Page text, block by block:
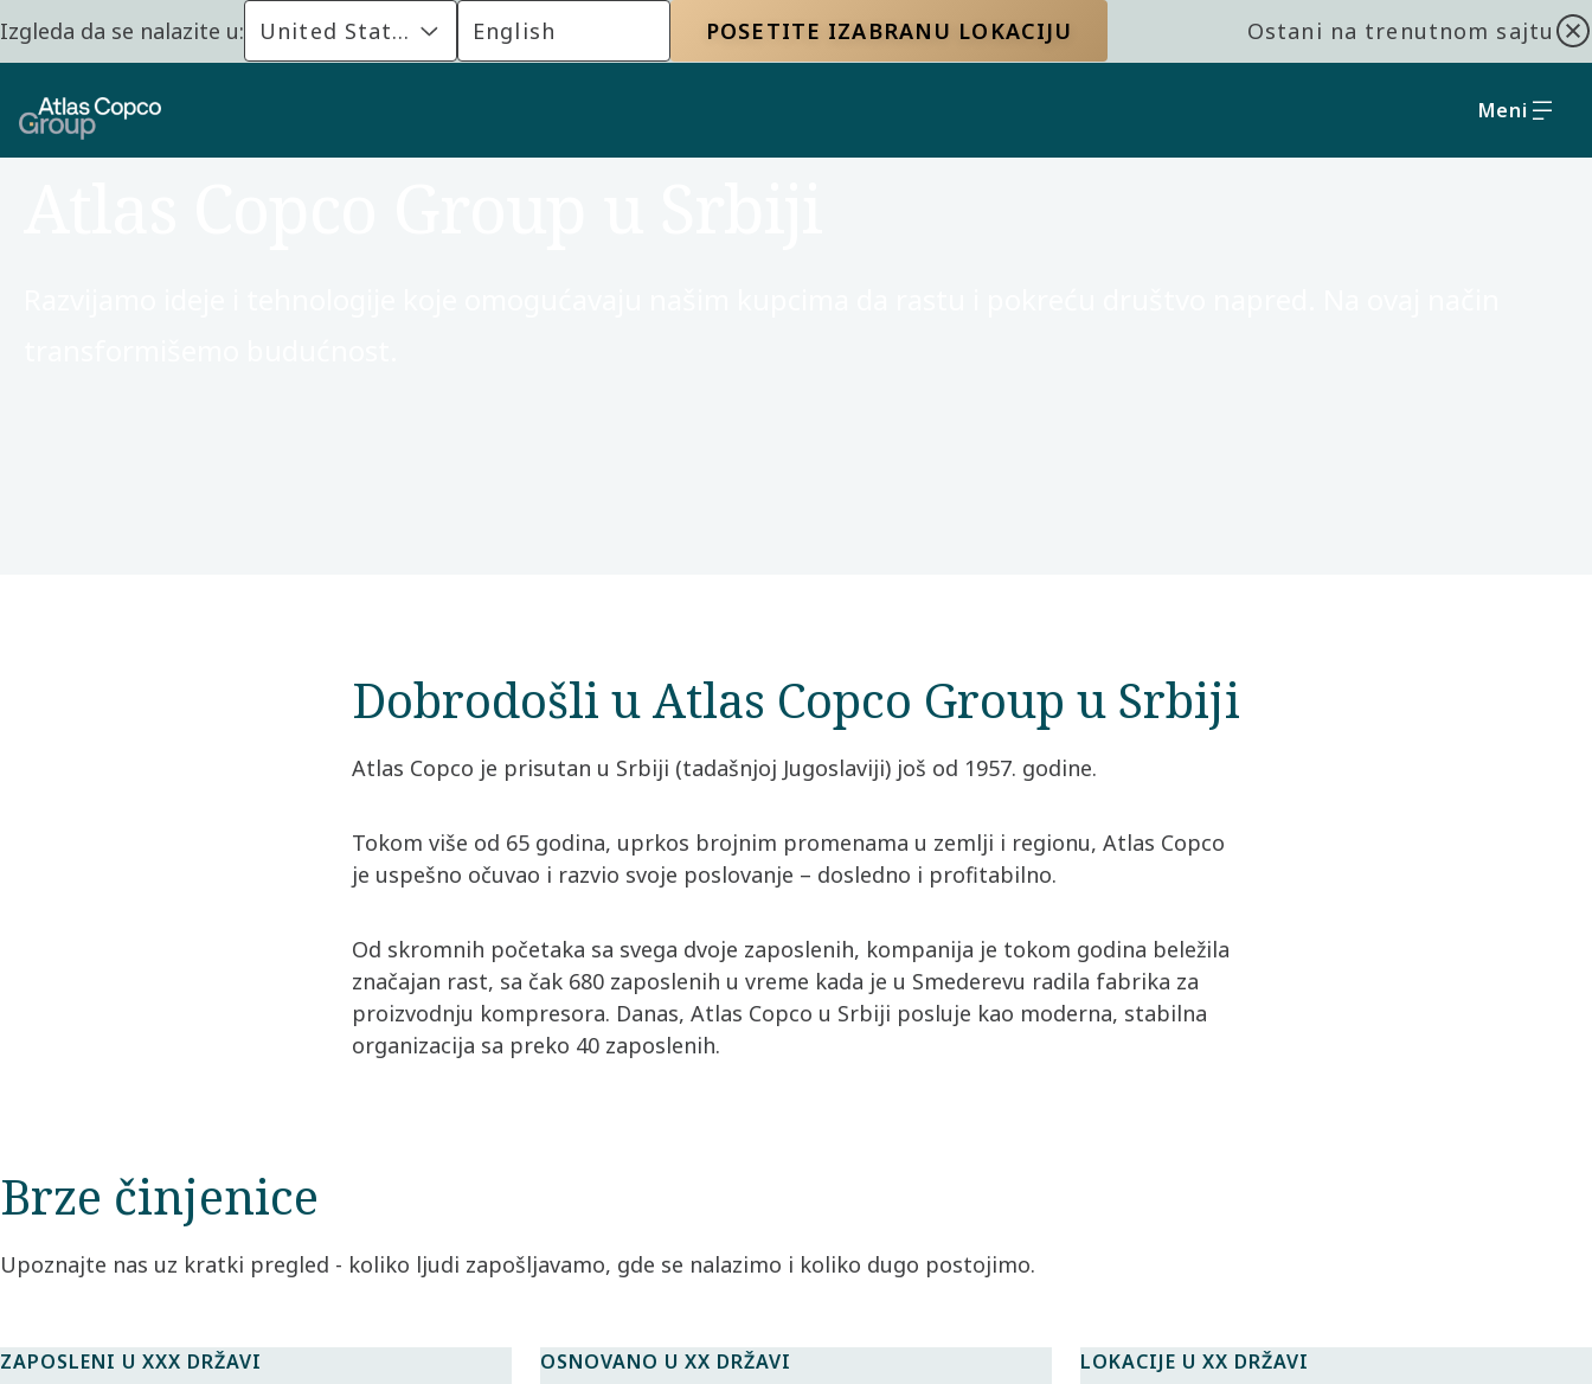
Izgleda da se nalazite u: United States English POSETITE IZABRANU LOKACIJU Ostani na trenutnom sajtu
Meni
Dobrodošli u Atlas Copco Group u Srbiji
Atlas Copco je prisutan u Srbiji (tadašnjoj Jugoslaviji) još od 1957. godine.
Tokom više od 65 godina, uprkos brojnim promenama u zemlji i regionu, Atlas Copco
je uspešno očuvao i razvio svoje poslovanje – dosledno i profitabilno.
Od skromnih početaka sa svega dvoje zaposlenih, kompanija je tokom godina beležila
značajan rast, sa čak 680 zaposlenih u vreme kada je u Smederevu radila fabrika za
proizvodnju kompresora. Danas, Atlas Copco u Srbiji posluje kao moderna, stabilna
organizacija sa preko 40 zaposlenih.
Brze činjenice
Upoznajte nas uz kratki pregled - koliko ljudi zapošljavamo, gde se nalazimo i koliko dugo postojimo.
ZAPOSLENI U XXX DRŽAVI OSNOVANO U XX DRŽAVI LOKACIJE U XX DRŽAVI